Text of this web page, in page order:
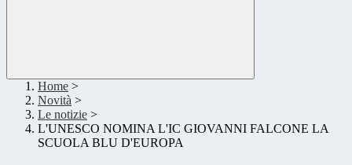
Home >
Novità >
Le notizie >
L'UNESCO NOMINA L'IC GIOVANNI FALCONE LA
SCUOLA BLU D'EUROPA